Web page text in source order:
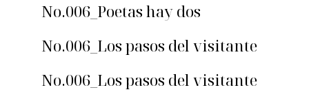
No.006_Poetas hay dos
No.006_Los pasos del visitante
No.006_Los pasos del visitante